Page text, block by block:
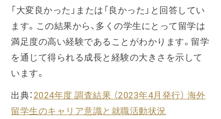
「大変良かった」または「良かった」と回答してい
ます。この結果から、多くの学生にとって留学は
満足度の高い経験であることがわかります。留学
を通じて得られる成長と経験の大きさを示して
います。
出典：2024年度 調査結果 （2023年4月発行） 海外
留学生のキャリア意識と就職活動状況